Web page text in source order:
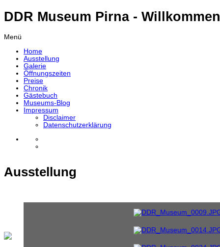
DDR Museum Pirna -
Menü
Home
Ausstellung
Galerie
Öffnungszeiten
Preise
Chronik
Gästebuch
Museums-Blog
Impressum
Disclaimer
Datenschutzerklärung
Ausstellung